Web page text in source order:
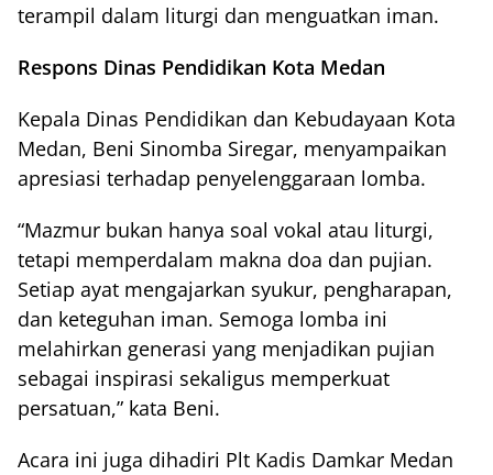
terampil dalam liturgi dan menguatkan iman.
Respons Dinas Pendidikan Kota Medan
Kepala Dinas Pendidikan dan Kebudayaan Kota
Medan, Beni Sinomba Siregar, menyampaikan
apresiasi terhadap penyelenggaraan lomba.
“Mazmur bukan hanya soal vokal atau liturgi,
tetapi memperdalam makna doa dan pujian.
Setiap ayat mengajarkan syukur, pengharapan,
dan keteguhan iman. Semoga lomba ini
melahirkan generasi yang menjadikan pujian
sebagai inspirasi sekaligus memperkuat
persatuan,” kata Beni.
Acara ini juga dihadiri Plt Kadis Damkar Medan